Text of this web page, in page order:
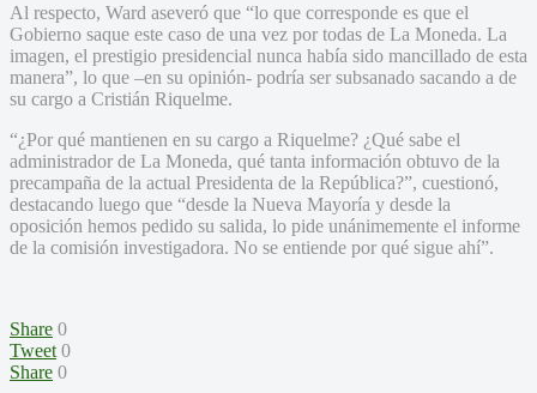
Al respecto, Ward aseveró que “lo que corresponde es que el
Gobierno saque este caso de una vez por todas de La Moneda. La
imagen, el prestigio presidencial nunca había sido mancillado de esta
manera”, lo que –en su opinión- podría ser subsanado sacando a de
su cargo a Cristián Riquelme.
“¿Por qué mantienen en su cargo a Riquelme? ¿Qué sabe el
administrador de La Moneda, qué tanta información obtuvo de la
precampaña de la actual Presidenta de la República?”, cuestionó,
destacando luego que “desde la Nueva Mayoría y desde la
oposición hemos pedido su salida, lo pide unánimemente el informe
de la comisión investigadora. No se entiende por qué sigue ahí”.
Share 0
Tweet 0
Share 0